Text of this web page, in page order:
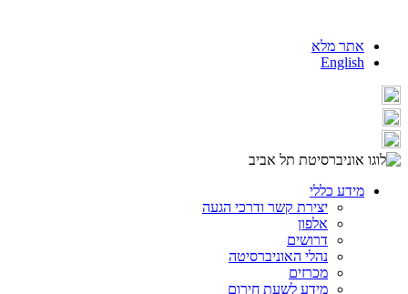
אתר מלא
English
מידע כללי
יצירת קשר ודרכי הגעה
אלפון
דרושים
נהלי האוניברסיטה
מכרזים
מידע לשעת חירום